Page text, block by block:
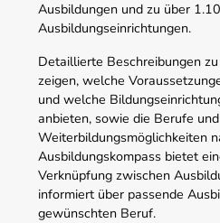
Ausbildungen und zu über
Ausbildungseinrichtungen.
Detaillierte Beschreibungen
zeigen, welche
und welche
anbieten, sowie die Berufe und
Weiterbildungsmöglichkeiten
Ausbildungskompass bietet
Verknüpfung zwischen
informiert über passende
gewünschten Beruf.